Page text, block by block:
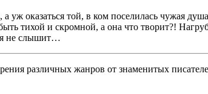
уж оказаться той, в ком поселилась чужая
тихой и скромной, а она что творит?!
не слышит…
различных жанров от знаменитых